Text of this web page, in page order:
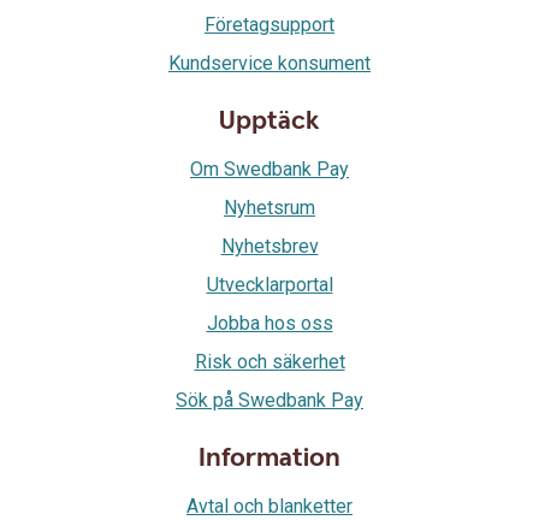
Företagsupport
Kundservice konsument
Upptäck
Om Swedbank Pay
Nyhetsrum
Nyhetsbrev
Utvecklarportal
Jobba hos oss
Risk och säkerhet
Sök på Swedbank Pay
Information
Avtal och blanketter